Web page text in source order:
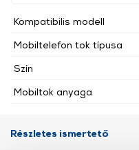
Kompatibilis modell
Mobiltelefon tok típusa
Szín
Mobiltok anyaga
Részletes ismertető